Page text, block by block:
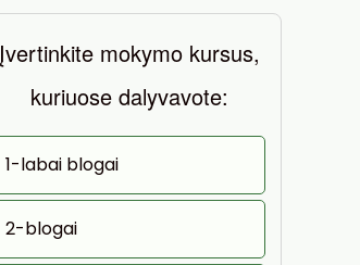
Įvertinkite mokymo kursus,
kuriuose dalyvavote:
1-labai blogai
2-blogai